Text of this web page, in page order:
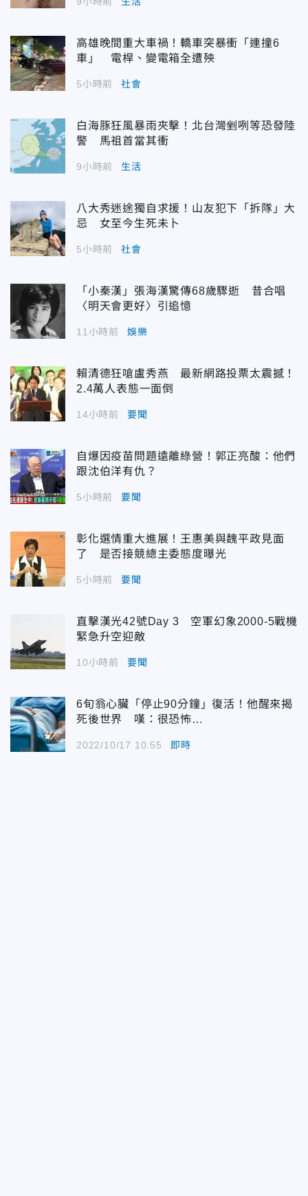
高雄晚間重大車禍！轎車突暴衝「連撞6
車」 電桿、變電箱全遭殃
5小時前 社會
白海豚狂風暴雨夾擊！北台灣剉咧等恐發陸
警 馬祖首當其衝
9小時前 生活
八大秀迷途獨自求援！山友犯下「拆隊」大
忌 女至今生死未卜
5小時前 社會
「小秦漢」張海漢驚傳68歲驟逝 昔合唱
〈明天會更好〉引追憶
11小時前 娛樂
賴清德狂嗆盧秀燕 最新網路投票太震撼！
2.4萬人表態一面倒
14小時前 要聞
自爆因疫苗問題遠離綠營！郭正亮酸：他們
跟沈伯洋有仇？
5小時前 要聞
彰化選情重大進展！王惠美與魏平政見面
了 是否接競總主委態度曝光
5小時前 要聞
直擊漢光42號Day 3 空軍幻象2000-5戰機
緊急升空迎敵
10小時前 要聞
6旬翁心臟「停止90分鐘」復活！他醒來揭
死後世界 嘆：很恐怖…
2022/10/17 10:55 即時